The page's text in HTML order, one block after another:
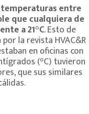
entre
que cualquiera de
a 21°C. Esto de
la revista HVAC&R
en oficinas con
(°C) tuvieron
que sus similares